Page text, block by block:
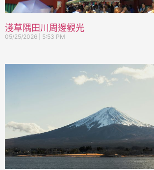
淺草隅田川周邊觀光
05/25/2026 5:53 PM